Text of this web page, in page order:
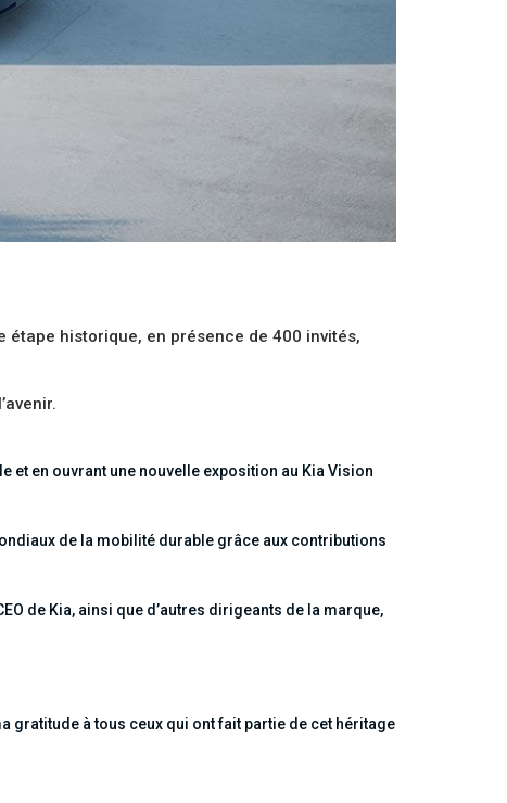
étape historique, en présence de 400 invités,
et en ouvrant une nouvelle exposition au Kia Vision
de la mobilité durable grâce aux contributions
de Kia, ainsi que d’autres dirigeants de la marque,
gratitude à tous ceux qui ont fait partie de cet héritage